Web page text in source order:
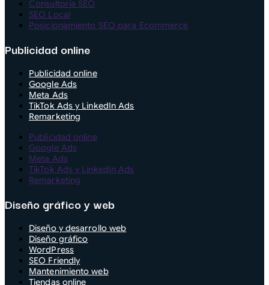
Consultoría SEO
SEO Local
Posicionamiento SEO para Ecommerce
Publicidad online
Publicidad online
Google Ads
Meta Ads
TikTok Ads y LinkedIn Ads
Remarketing
Publicidad online
Google Ads
Meta Ads
TikTok Ads y LinkedIn Ads
Remarketing
Diseño gráfico y web
Diseño y desarrollo web
Diseño gráfico
WordPress
SEO Friendly
Mantenimiento web
Tiendas online